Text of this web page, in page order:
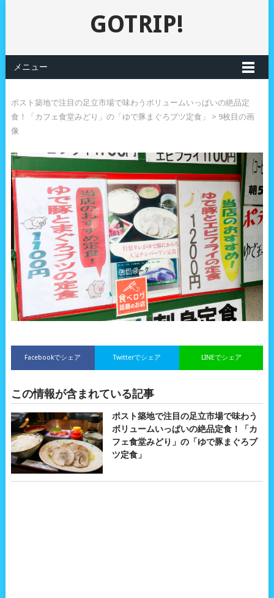
GOTRIP!
メニュー
ポスト築地で注目の足立市場で味わうボリュームいっぱいの絶品定
食！「カフェ食堂みどり」の「ゆで豚まぐろブツ定食」
> 9枚目の画
像
Facebookでシェア LINEでシェア
Twitterでシェア
この情報が含まれている記事
ポスト築地で注目の足立市場で味わう
ボリュームいっぱいの絶品定食！「カ
フェ食堂みどり」の「ゆで豚まぐろブ
ツ定食」